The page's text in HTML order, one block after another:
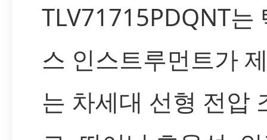
TLV71715PDQNT는
스 인스트루먼트가
는 차세대 선형 전압